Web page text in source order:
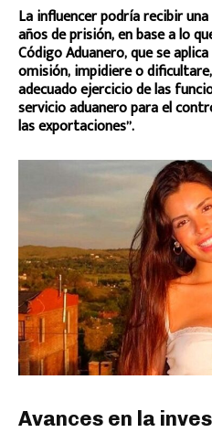
La influencer podría recibir
años de prisión, en base a lo
Código Aduanero, que se
omisión, impidiere o
adecuado ejercicio de las
servicio aduanero para el
las exportaciones”.
Avances en la